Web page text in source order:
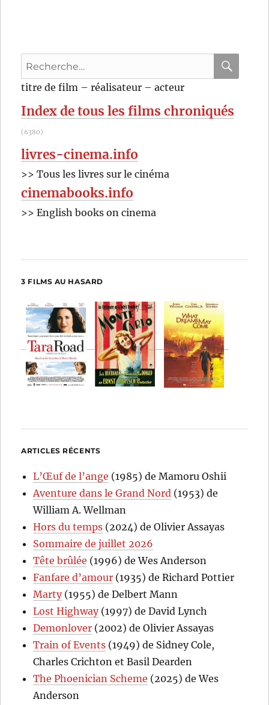
Recherche
pour
:
titre de film – réalisateur – acteur
Index de tous les films chroniqués
(6380)
livres-cinema.info
>> Tous les livres sur le cinéma
cinemabooks.info
>> English books on cinema
3 FILMS AU HASARD
ARTICLES RÉCENTS
L’Œuf de l’ange (1985) de Mamoru Oshii
Aventure dans le Grand Nord (1953) de
William A. Wellman
Hors du temps (2024) de Olivier Assayas
Sommaire de juillet 2026
Tête brûlée (1996) de Wes Anderson
Fanfare d’amour (1935) de Richard Pottier
Marty(1955) de Delbert Mann
Lost Highway(1997) de David Lynch
Demonlover (2002) de Olivier Assayas
Train of Events (1949) de Sidney Cole,
Charles Crichton et Basil Dearden
The Phoenician Scheme (2025) de Wes
Anderson